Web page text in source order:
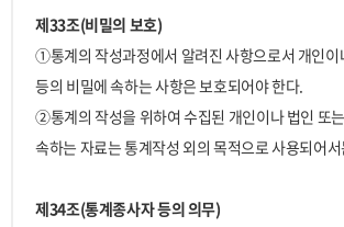
제33조(비밀의 보호)
①통계의 작성과정에서 알려진 사항으로서 개인이
등의 비밀에 속하는 사항은 보호되어야 한다.
②통계의 작성을 위하여 수집된 개인이나 법인 또
속하는 자료는 통계작성 외의 목적으로 사용되어
제34조(통계종사자 등의 의무)